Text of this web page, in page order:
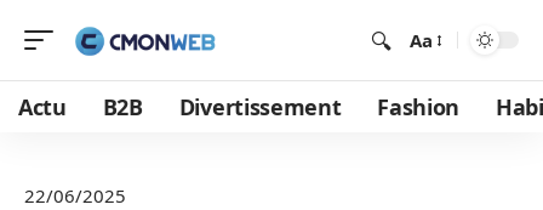
Aa
Actu B2B Divertissement Fashion
22/06/2025